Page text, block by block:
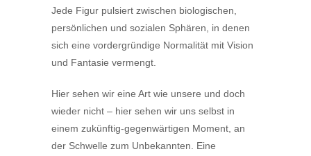
Jede Figur pulsiert zwischen biologischen,
persönlichen und sozialen Sphären, in denen
sich eine vordergründige Normalität mit Vision
und Fantasie vermengt.
Hier sehen wir eine Art wie unsere und doch
wieder nicht – hier sehen wir uns selbst in
einem zukünftig-gegenwärtigen Moment, an
der Schwelle zum Unbekannten. Eine